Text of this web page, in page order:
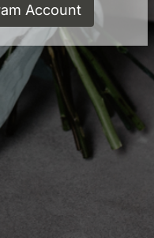
Account